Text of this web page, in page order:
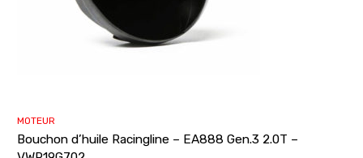
MOTEUR
Bouchon d’huile Racingline – EA888 Gen.3 2.0T –